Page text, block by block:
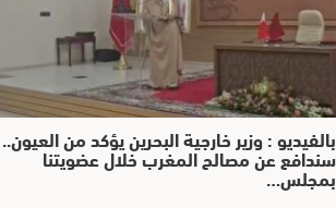
بالفيديو : وزير خارجية البحرين يؤكد من العيون..
سندافع عن مصالح المغرب خلال عضويتنا
بمجلس…